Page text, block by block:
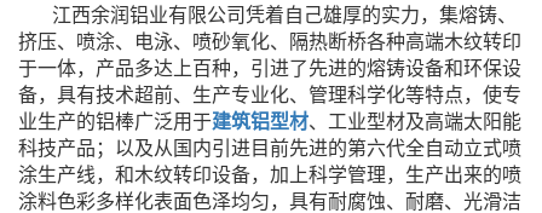
江西余润铝业有限公司凭着自己雄厚的实力，集熔铸、
挤压、喷涂、电泳、喷砂氧化、隔热断桥各种高端木纹转印
于一体，产品多达上百种，引进了先进的熔铸设备和环保设
备，具有技术超前、生产专业化、管理科学化等特点，使专
业生产的铝棒广泛用于建筑铝型材、工业型材及高端太阳能
科技产品；以及从国内引进目前先进的第六代全自动立式喷
涂生产线，和木纹转印设备，加上科学管理，生产出来的喷
涂料色彩多样化表面色泽均匀，具有耐腐蚀、耐磨、光滑洁